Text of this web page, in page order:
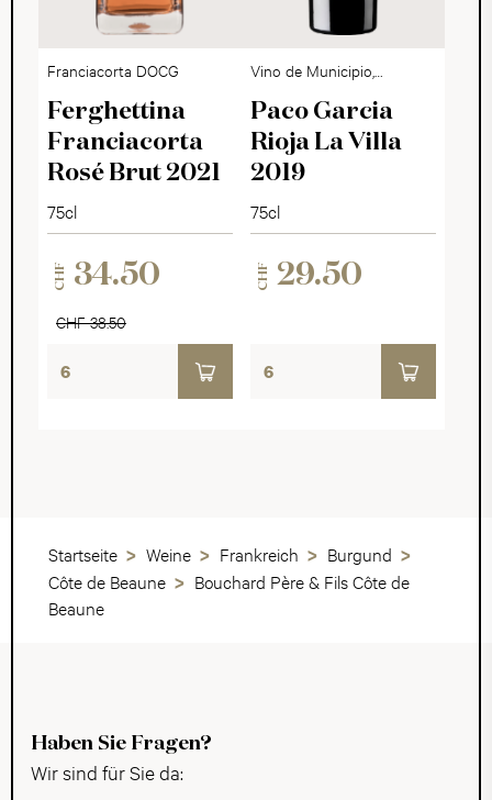
Franciacorta DOCG
Ferghettina
Franciacorta
Rosé Brut 2021
75cl
CHF 34.50
CHF 38.50
Vino de Municipio,
Rioja DOCa
Paco Garcia
Rioja La Villa
2019
75cl
CHF 29.50
Startseite Weine Frankreich
Burgund
Côte de Beaune
Bouchard Père & Fils Côte de
Beaune
Haben Sie Fragen?
Wir sind für Sie da: